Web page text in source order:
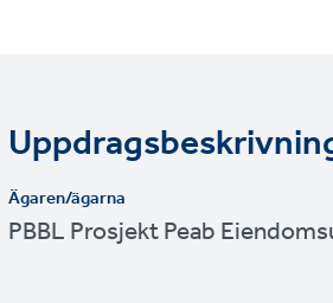
Ägaren/ägarna
PBBL Prosjekt Peab